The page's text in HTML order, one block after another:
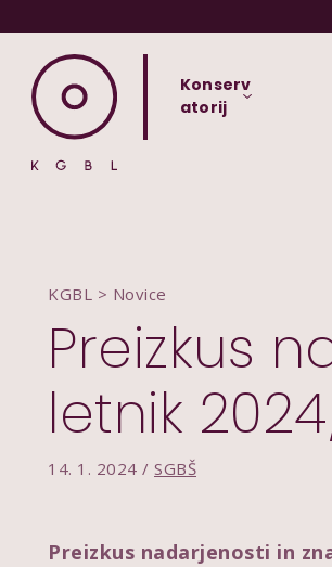
Konserv
atorij
KGBL > Novice
Preizkus
letnik
14. 1. 2024 / SGBŠ
Preizkus nadarjenosti in